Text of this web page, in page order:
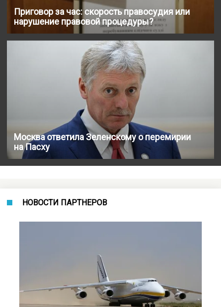
Приговор за час: скорость правосудия или
нарушение правовой процедуры?
Москва ответила Зеленскому о перемирии
на Пасху
НОВОСТИ ПАРТНЕРОВ